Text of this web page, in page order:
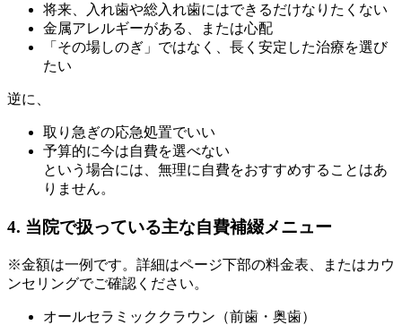
将来、入れ歯や総入れ歯にはできるだけなりたくない
金属アレルギーがある、または心配
「その場しのぎ」ではなく、長く安定した治療を選び
たい
逆に、
取り急ぎの応急処置でいい
予算的に今は自費を選べない
という場合には、無理に自費をおすすめすることはあ
りません。
4. 当院で扱っている主な自費補綴メニュー
※金額は一例です。詳細はページ下部の料金表、またはカウ
ンセリングでご確認ください。
オールセラミッククラウン（前歯・奥歯）